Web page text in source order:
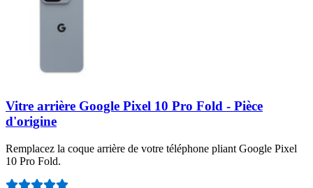
Vitre arrière Google Pixel 10 Pro Fold - Pièce
d'origine
Remplacez la coque arrière de votre téléphone pliant Google Pixel
10 Pro Fold.